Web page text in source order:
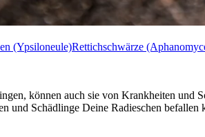
(Ypsiloneule)Rettichschwärze
können auch sie von Krankheiten und
Schädlinge Deine Radieschen